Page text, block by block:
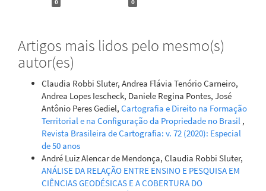
0 0
Artigos mais lidos pelo mesmo(s)
autor(es)
Claudia Robbi Sluter, Andrea Flávia Tenório Carneiro,
Andrea Lopes Iescheck, Daniele Regina Pontes, José
Antônio Peres Gediel, Cartografia e Direito na Formação
Territorial e na Configuração da Propriedade no Brasil ,
Revista Brasileira de Cartografia: v. 72 (2020): Especial
de 50 anos
André Luiz Alencar de Mendonça, Claudia Robbi Sluter,
ANÁLISE DA RELAÇÃO ENTRE ENSINO E PESQUISA EM
CIÊNCIAS GEODÉSICAS E A COBERTURA DO